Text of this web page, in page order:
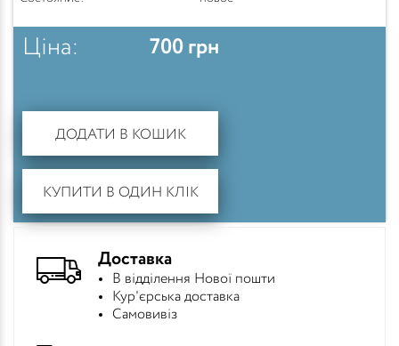
Ціна: 700 грн
ДОДАТИ В КОШИК
КУПИТИ В ОДИН КЛІК
Доставка
В відділення Нової пошти
Кур'єрська доставка
Самовивіз